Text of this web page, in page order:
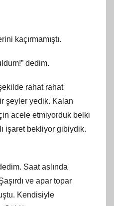
kaçırmamıştı.
dedim.
rahat rahat
şeyler yedik. Kalan
acele etmiyorduk belki
işaret bekliyor gibiydik.
Saat aslında
ve apar topar
Kendisiyle